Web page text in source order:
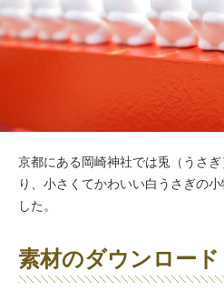
京都にある岡崎神社では兎（うさ
り、小さくてかわいい白うさぎの
した。
素材のダウンロード